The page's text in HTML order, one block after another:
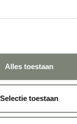
Alles toestaan
Selectie toestaan